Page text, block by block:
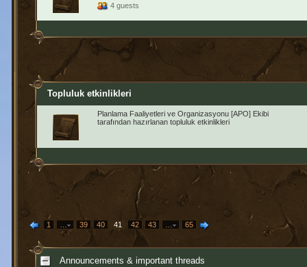
4 guests
Topluluk etkinlikleri
Planlama Faaliyetleri ve Organizasyonu [APO] Ekibi
tarafından hazırlanan topluluk etkinlikleri
1 … 39 40 41 42 43 … 65
Announcements & important threads